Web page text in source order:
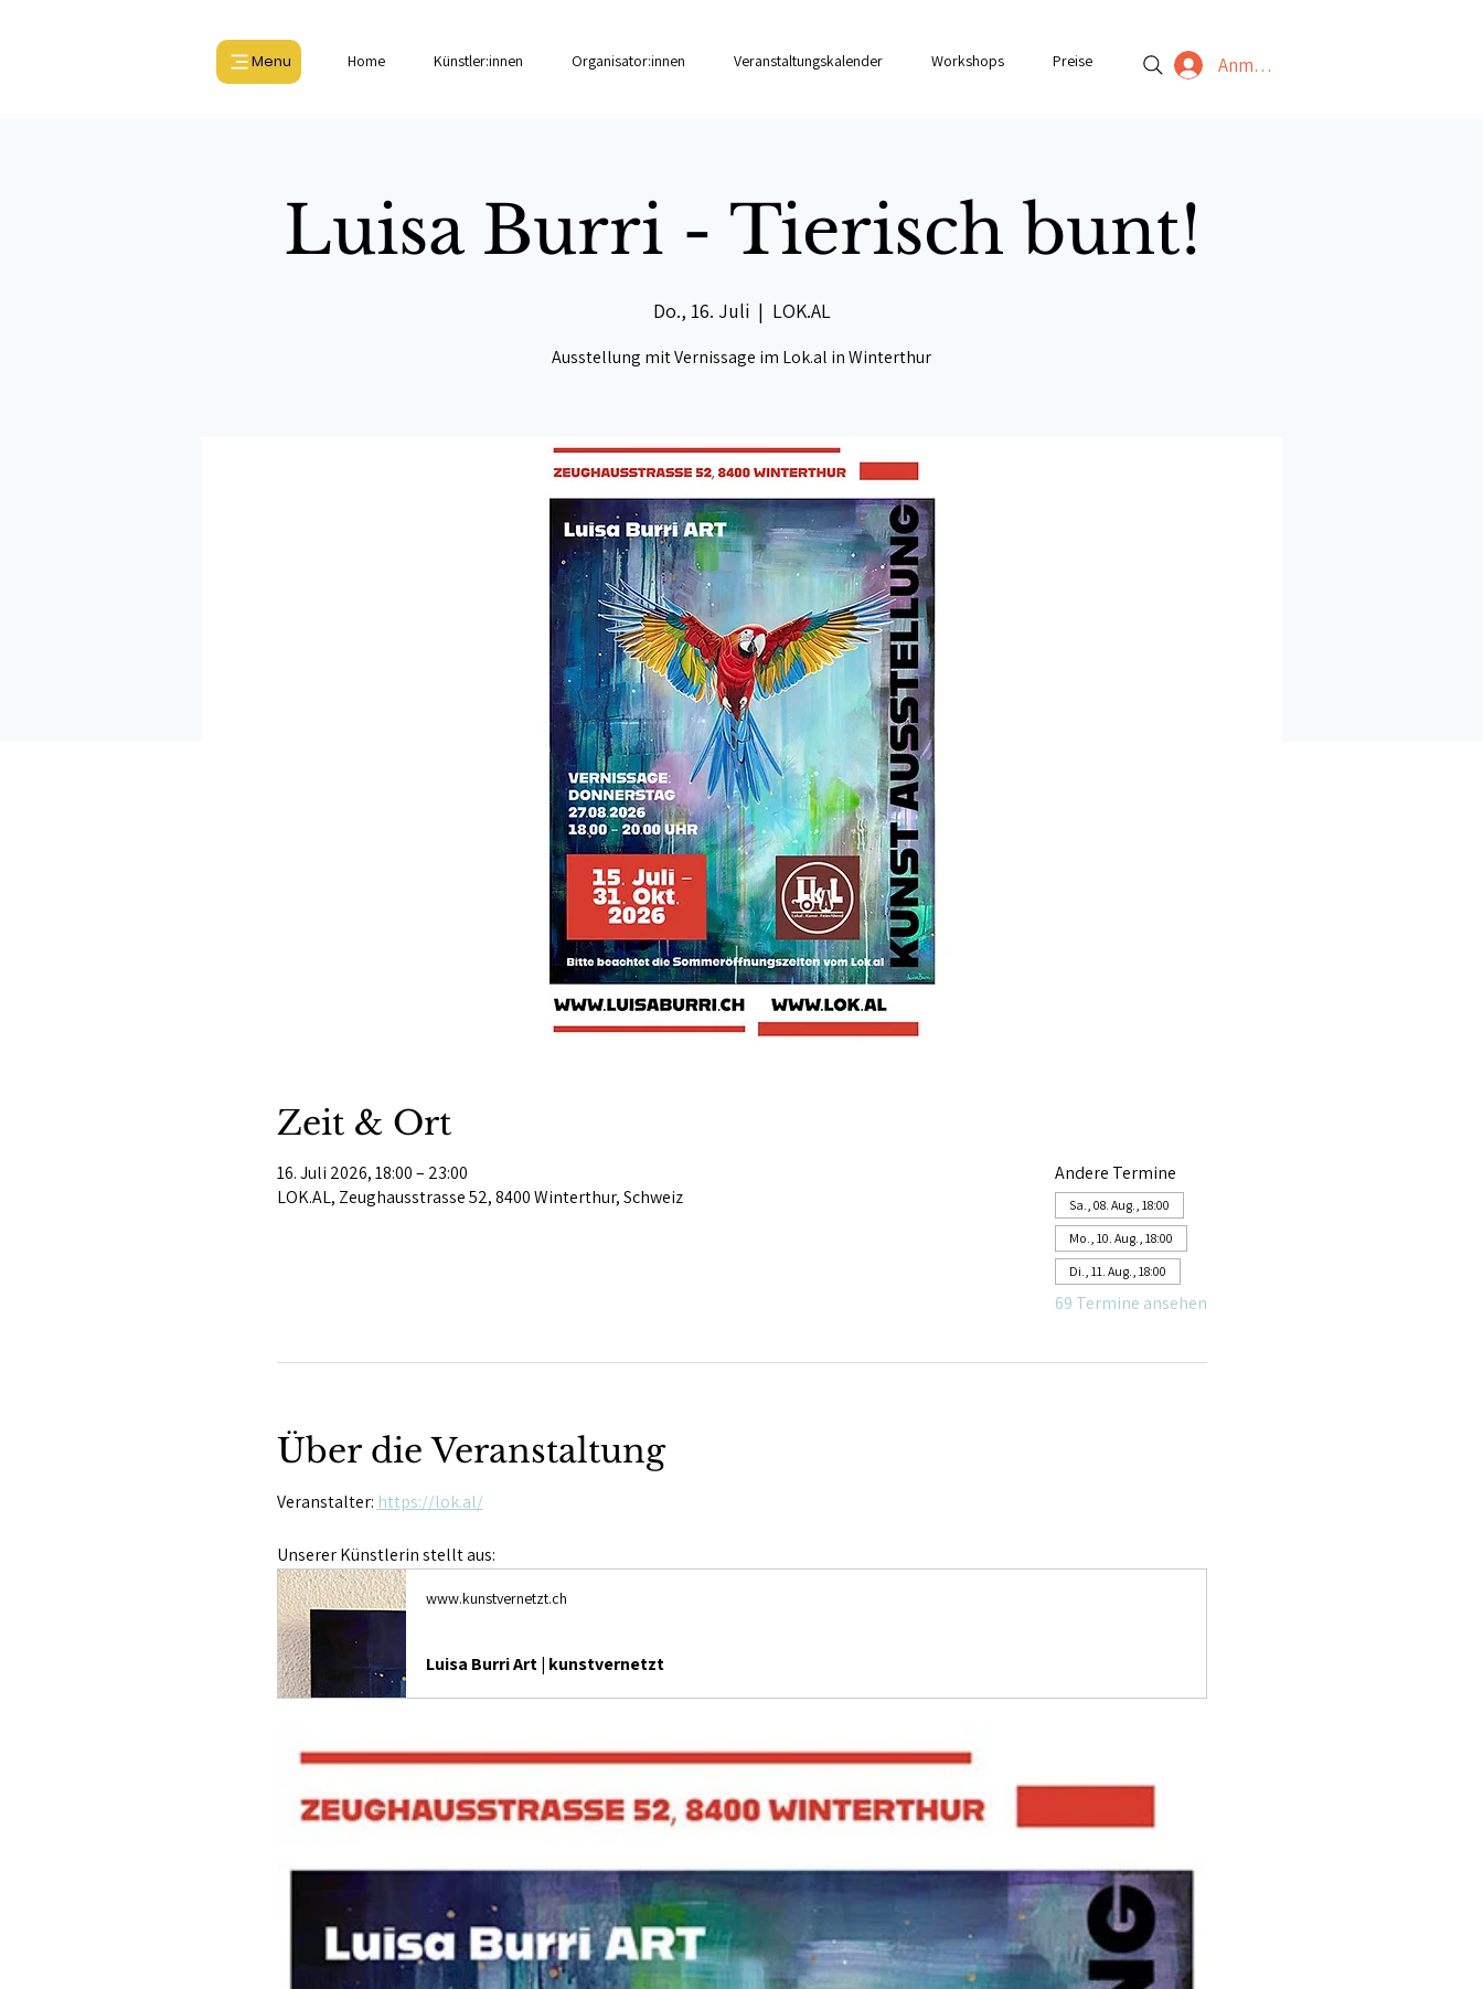
Menu Home Künstler:innen Organisator:innen Veranstaltungskalender Workshops Preise Anmelden
Luisa Burri - Tierisch bunt!
Do., 16. Juli
  |
LOK.AL
Ausstellung mit Vernissage im Lok.al in Winterthur
Zeit & Ort
16. Juli 2026, 18:00 – 23:00
LOK.AL, Zeughausstrasse 52, 8400 Winterthur, Schweiz
Andere Termine
Sa., 08. Aug., 18:00
Mo., 10. Aug., 18:00
Di., 11. Aug., 18:00
69 Termine ansehen
Über die Veranstaltung
Veranstalter: https://lok.al/
Unserer Künstlerin stellt aus:
www.kunstvernetzt.ch
Luisa Burri Art | kunstvernetzt